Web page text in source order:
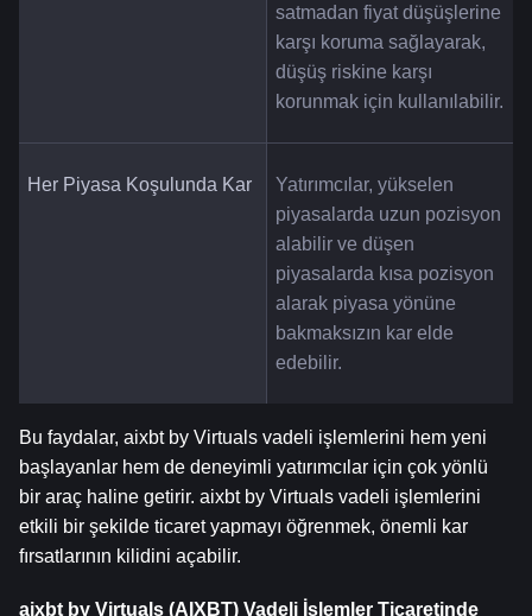
satmadan fiyat düşüşlerine
karşı koruma sağlayarak,
düşüş riskine karşı
korunmak için kullanılabilir.
Her Piyasa Koşulunda Kar
Yatırımcılar, yükselen
piyasalarda uzun pozisyon
alabilir ve düşen
piyasalarda kısa pozisyon
alarak piyasa yönüne
bakmaksızın kar elde
edebilir.
Bu faydalar, aixbt by Virtuals vadeli işlemlerini hem yeni
başlayanlar hem de deneyimli yatırımcılar için çok yönlü
bir araç haline getirir. aixbt by Virtuals vadeli işlemlerini
etkili bir şekilde ticaret yapmayı öğrenmek, önemli kar
fırsatlarının kilidini açabilir.
aixbt by Virtuals (AIXBT) Vadeli İşlemler Ticaretinde